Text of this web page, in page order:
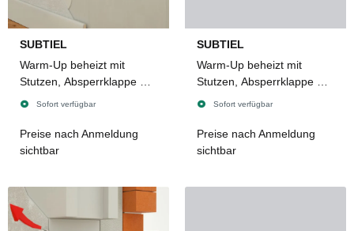
SUBTIEL
Warm-Up beheizt mit
Stutzen, Absperrklappe mit
Bowdenzug,
integriertem
Insektenschutzgitter, Ø 125
Sofort verfügbar
Preise nach Anmeldung
sichtbar
SUBTIEL
Warm-Up beheizt mit
Stutzen, Absperrklappe mit
Bowdenzug,
integriertem
Insektenschutzgitter, Ø 150
Sofort verfügbar
Preise nach Anmeldung
sichtbar